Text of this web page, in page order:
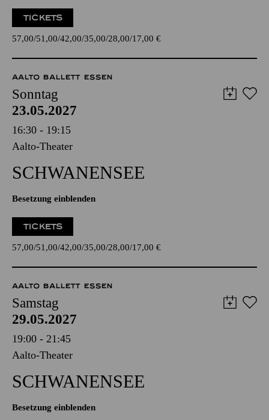
TICKETS
57,00 51,00 42,00 35,00 28,00 17,00 €
AALTO BALLETT ESSEN
Sonntag
23.05.2027
16:30 - 19:15
Aalto-Theater
SCHWANEN­SEE
Besetzung einblenden
TICKETS
57,00 51,00 42,00 35,00 28,00 17,00 €
AALTO BALLETT ESSEN
Samstag
29.05.2027
19:00 - 21:45
Aalto-Theater
SCHWANEN­SEE
Besetzung einblenden